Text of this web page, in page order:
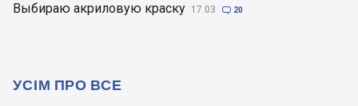
Выбираю акриловую краску 17.03  20
УСІМ ПРО ВСЕ